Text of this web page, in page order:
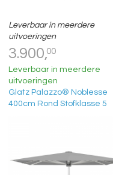
Leverbaar in meerdere
uitvoeringen
3.900,00
Leverbaar in meerdere
uitvoeringen
Glatz Palazzo® Noblesse
400cm Rond Stofklasse 5